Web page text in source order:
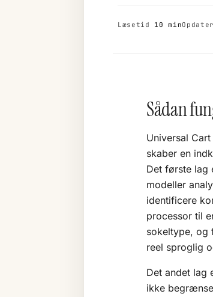
Læsetid 10 min
Sådan
Universal
skaber en
Det første lag
modeller
identificere
processor til
sokeltype, og
reel sproglig
Det andet lag
ikke